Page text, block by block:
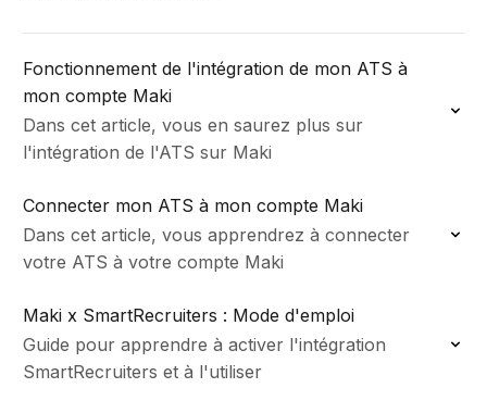
Fonctionnement de l'intégration de mon ATS à
mon compte Maki
Dans cet article, vous en saurez plus sur
l'intégration de l'ATS sur Maki
Connecter mon ATS à mon compte Maki
Dans cet article, vous apprendrez à connecter
votre ATS à votre compte Maki
Maki x SmartRecruiters : Mode d'emploi
Guide pour apprendre à activer l'intégration
SmartRecruiters et à l'utiliser